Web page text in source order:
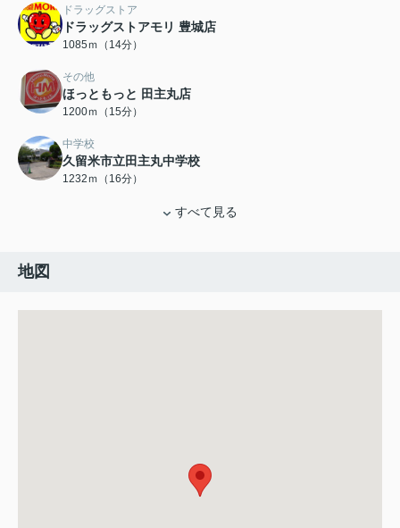
ドラッグストア
ドラッグストアモリ 豊城店
1085ｍ（14分）
その他
ほっともっと 田主丸店
1200ｍ（15分）
中学校
久留米市立田主丸中学校
1232ｍ（16分）
すべて見る
地図